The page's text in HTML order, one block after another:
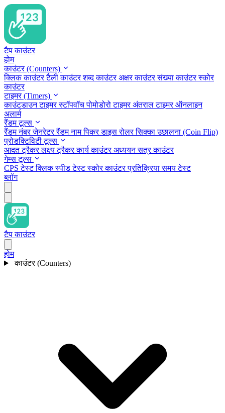
टैप काउंटर
होम
काउंटर (Counters)
क्लिक काउंटरटैली काउंटरशब्द काउंटरअक्षर काउंटरसंख्या काउंटरस्कोर
काउंटर
टाइमर (Timers)
काउंटडाउन टाइमरस्टॉपवॉचपोमोडोरो टाइमरअंतराल टाइमरऑनलाइन
अलार्म
रैंडम टूल्स
रैंडम नंबर जेनरेटररैंडम नाम पिकरडाइस रोलरसिक्का उछालना (Coin Flip)
प्रोडक्टिविटी टूल्स
आदत ट्रैकरलक्ष्य ट्रैकरकार्य काउंटरअध्ययन सत्र काउंटर
गेम्स टूल्स
CPS टेस्टक्लिक स्पीड टेस्टस्कोर काउंटरप्रतिक्रिया समय टेस्ट
ब्लॉग
टैप काउंटर
होम
काउंटर (Counters)